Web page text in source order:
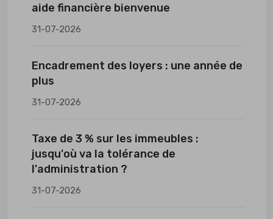
aide financière bienvenue
31-07-2026
Encadrement des loyers : une année de
plus
31-07-2026
Taxe de 3 % sur les immeubles :
jusqu'où va la tolérance de
l'administration ?
31-07-2026